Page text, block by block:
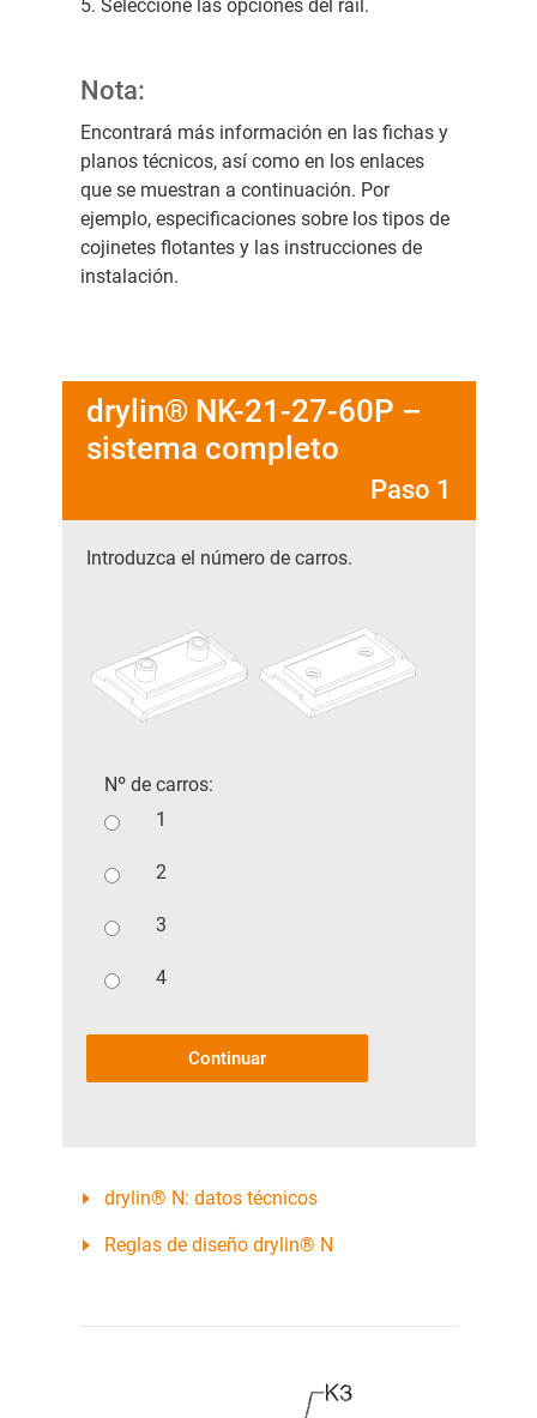
5. Seleccione las opciones del raíl.
Nota:
Encontrará más información en las fichas y
planos técnicos, así como en los enlaces
que se muestran a continuación. Por
ejemplo, especificaciones sobre los tipos de
cojinetes flotantes y las instrucciones de
instalación.
drylin® NK-21-27-60P –
sistema completo
Paso 1
Introduzca el número de carros.
Nº de carros:
1
2
3
4
Continuar
drylin® N: datos técnicos
Reglas de diseño drylin® N